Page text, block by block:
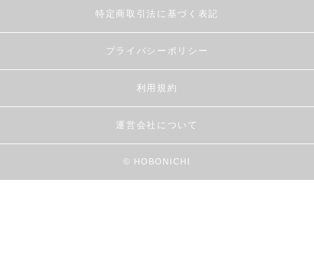
特定商取引法に基づく表記
プライバシーポリシー
利用規約
運営会社について
© HOBONICHI